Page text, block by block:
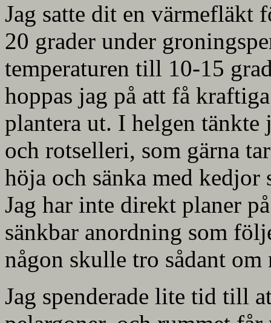
Jag satte dit en värmefläkt
20 grader under
temperaturen till 10-15
hoppas jag på att få
plantera ut. I helgen
och rotselleri, som gärna
höja och sänka med
Jag har inte direkt planer
sänkbar anordning som
någon skulle tro sådant om
Jag spenderade lite tid till